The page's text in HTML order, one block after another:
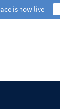
is now live